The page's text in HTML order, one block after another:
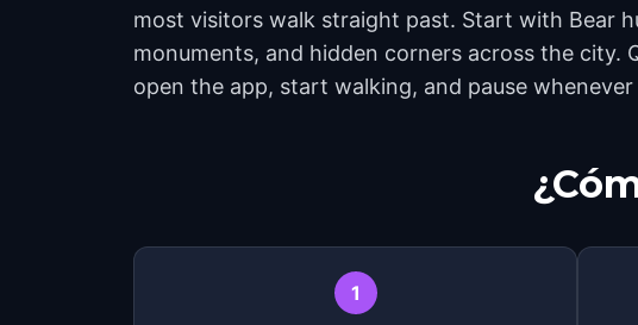
most visitors walk straight past. Start with Bear
monuments, and hidden corners across the
open the app, start walking, and pause whenever
1